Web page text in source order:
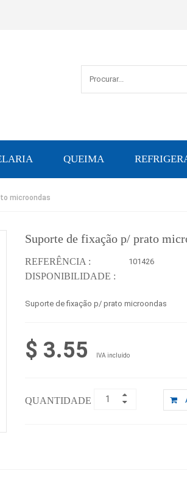
QUEIMA
microondas
Suporte de fixação p/ prato
REFERÊNCIA : 101426
DISPONIBILIDADE :
Suporte de fixação p/ prato microondas
$ 3.55 IVA incluído
QUANTIDADE :